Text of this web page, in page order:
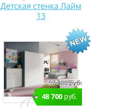
Детская стенка Лайм
13
97 400 руб.
48 700руб.